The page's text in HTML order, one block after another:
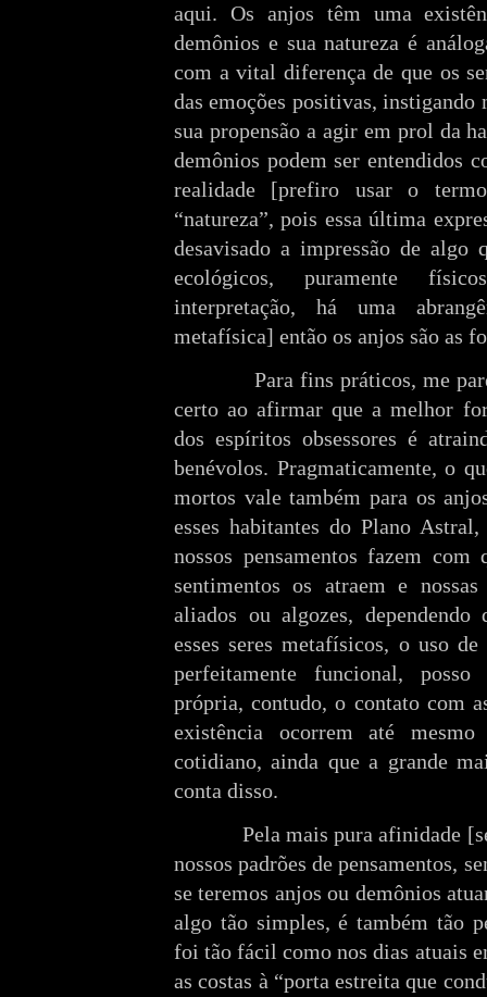
aqui. Os anjos têm uma
demônios e sua natureza é
com a vital diferença de que os
das emoções positivas, instigando
sua propensão a agir em prol da
demônios podem ser entendidos
realidade [prefiro usar o
“natureza”, pois essa última
desavisado a impressão de algo
ecológicos, puramente
interpretação, há uma
metafísica] então os anjos são as
Para fins práticos, me
certo ao afirmar que a melhor
dos espíritos obsessores é
benévolos. Pragmaticamente, o
mortos vale também para os
esses habitantes do Plano
nossos pensamentos fazem com
sentimentos os atraem e
aliados ou algozes,
esses seres metafísicos, o uso
perfeitamente funcional, posso
própria, contudo, o contato com
existência ocorrem até
cotidiano, ainda que a grande
conta disso.
Pela mais pura afinidade
nossos padrões de pensamentos,
se teremos anjos ou demônios
algo tão simples, é também tão
foi tão fácil como nos dias atuais
as costas à “porta estreita que